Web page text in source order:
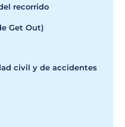
recorrido
Get Out)
civil y de accidentes